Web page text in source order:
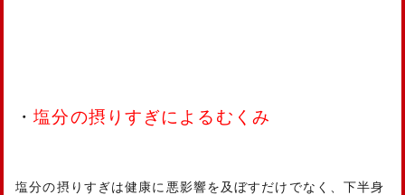
・塩分の摂りすぎによるむくみ
塩分の摂りすぎは健康に悪影響を及ぼすだけでなく、下半身